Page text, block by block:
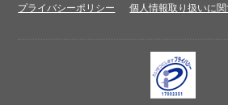
プライバシーポリシー 個人情報取り扱いに